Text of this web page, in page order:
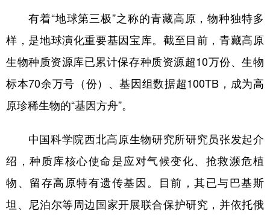
山东 河南 湖北 湖南
广东 广西 海南 重庆
四川 贵州 云南 西藏
陕西 甘肃 青海 宁夏
多语种频道
English Español Français عربى
Русский язык 日本語 한국어
有着“地球第三极”之称的青藏高原，物种独特多
样，是地球演化重要基因宝库。截至目前，青藏高原
生物种质资源库已累计保存种质资源超10万份、生物
标本70余万号（份）、基因组数据超100TB，成为高
原珍稀生物的“基因方舟”。
中国科学院西北高原生物研究所研究员张发起介
绍，种质库核心使命是应对气候变化、抢救濒危植
物、留存高原特有遗传基因。目前，其已与巴基斯
坦、尼泊尔等周边国家开展联合保护研究，并依托俄